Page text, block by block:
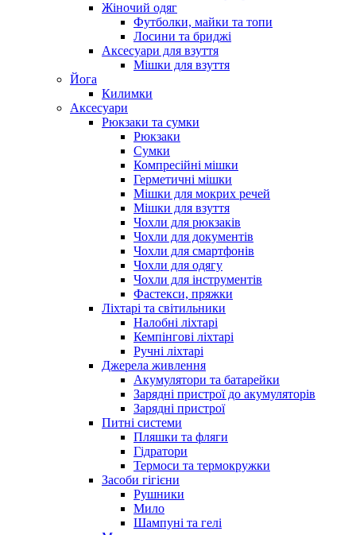
Жіночий одяг
Футболки, майки та топи
Лосини та бриджі
Аксесуари для взуття
Мішки для взуття
Йога
Килимки
Аксесуари
Рюкзаки та сумки
Рюкзаки
Сумки
Компресійні мішки
Герметичні мішки
Мішки для мокрих речей
Мішки для взуття
Чохли для рюкзаків
Чохли для документів
Чохли для смартфонів
Чохли для одягу
Чохли для інструментів
Фастекси, пряжки
Ліхтарі та світильники
Налобні ліхтарі
Кемпінгові ліхтарі
Ручні ліхтарі
Джерела живлення
Акумулятори та батарейки
Зарядні пристрої до акумуляторів
Зарядні пристрої
Питні системи
Пляшки та фляги
Гідратори
Термоси та термокружки
Засоби гігієни
Рушники
Мило
Шампуні та гелі